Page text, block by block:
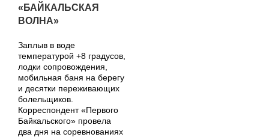
«БАЙКАЛЬСКАЯ
ВОЛНА»
Заплыв в воде
температурой +8 градусов,
лодки сопровождения,
мобильная баня на берегу
и десятки переживающих
болельщиков.
Корреспондент «Первого
Байкальского» провела
два дня на соревнованиях